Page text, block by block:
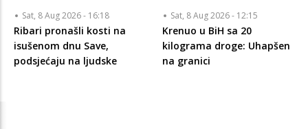
Sat, 8 Aug 2026 - 16:18
Ribari pronašli kosti na
isušenom dnu Save,
podsjećaju na ljudske
Sat, 8 Aug 2026 - 12:15
Krenuo u BiH sa 20
kilograma droge: Uhapšen
na granici